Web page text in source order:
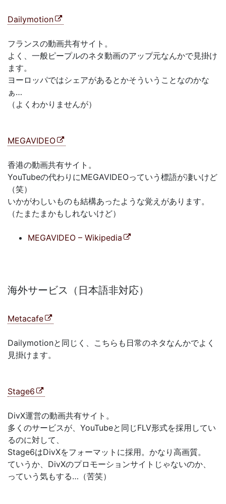
Dailymotion
フランスの動画共有サイト。
よく、一般ピープルのネタ動画のアップ元なんかで見掛け
ます。
ヨーロッパではシェアがあるとかそういうことなのかな
ぁ…
（よくわかりませんが）
MEGAVIDEO
香港の動画共有サイト。
YouTubeの代わりにMEGAVIDEOっていう標語が凄いけど
（笑）
いかがわしいものも結構あったような覚えがあります。
（たまたまかもしれないけど）
MEGAVIDEO – Wikipedia
海外サービス（日本語非対応）
Metacafe
Dailymotionと同じく、こちらも日常のネタなんかでよく
見掛けます。
Stage6
DivX運営の動画共有サイト。
多くのサービスが、YouTubeと同じFLV形式を採用してい
るのに対して、
Stage6はDivXをフォーマットに採用。かなり高画質。
ていうか、DivXのプロモーションサイトじゃないのか、
っていう気もする…（苦笑）